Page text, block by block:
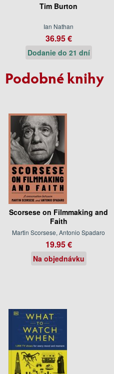
Tim Burton
Ian Nathan
36.95 €
Dodanie do 21 dní
Podobné knihy
Scorsese on Filmmaking and
Faith
Martin Scorsese, Antonio Spadaro
19.95 €
Na objednávku